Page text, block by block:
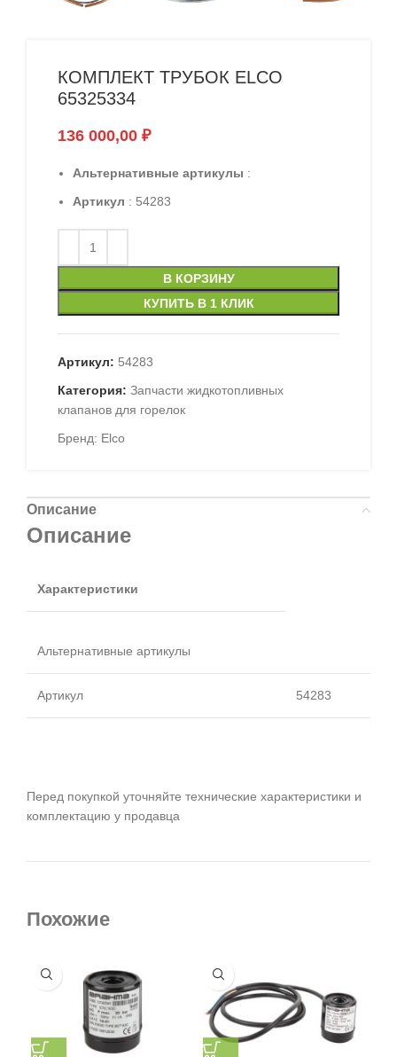
КОМПЛЕКТ ТРУБОК ELCO
65325334
136 000,00 ₽
Альтернативные артикулы :
Артикул : 54283
В КОРЗИНУ
КУПИТЬ В 1 КЛИК
Артикул: 54283
Категория: Запчасти жидкотопливных
клапанов для горелок
Бренд: Elco
Описание
Описание
Характеристики
Альтернативные артикулы
Артикул 54283
Перед покупкой уточняйте технические характеристики и
комплектацию у продавца
Похожие